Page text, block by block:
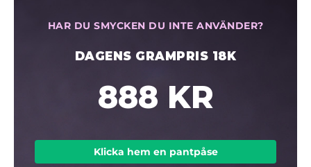
HAR DU SMYCKEN DU INTE ANVÄNDER?
DAGENS GRAMPRIS 18K
888 KR
Klicka hem en pantpåse